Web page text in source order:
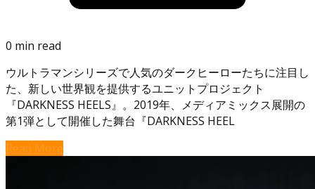
0 min read
ウルトラマンシリーズで人気のダークヒーローたちに注目し
た、新しい世界観を提供するユニットプロジェクト
『DARKNESS HEELS』。2019年、メディアミックス展開の
第1弾として開催した舞台『DARKNESS HEEL
Read More